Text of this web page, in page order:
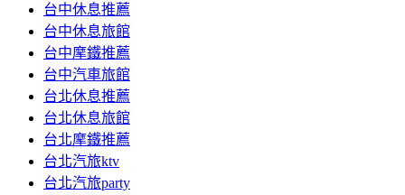
內
容
台中休息推薦
台中休息旅館
台中摩鐵推薦
台中汽車旅館
台北休息推薦
台北休息旅館
台北摩鐵推薦
台北汽旅ktv
台北汽旅party